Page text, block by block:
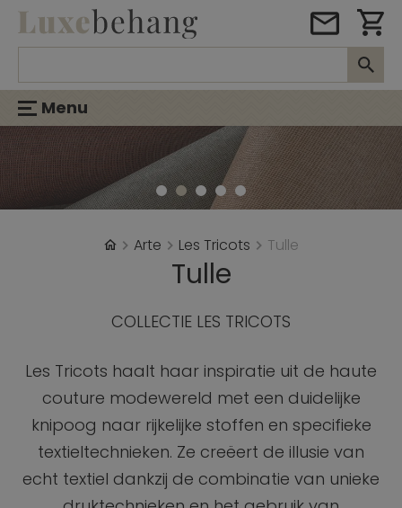
Menu
Arte Les Tricots Tulle
Tulle
COLLECTIE LES TRICOTS
Les Tricots haalt haar inspiratie uit de haute
couture modewereld met een duidelijke
knipoog naar rijkelijke stoffen en specifieke
textieltechnieken. Ze creëert de illusie van
echt textiel dankzij de combinatie van unieke